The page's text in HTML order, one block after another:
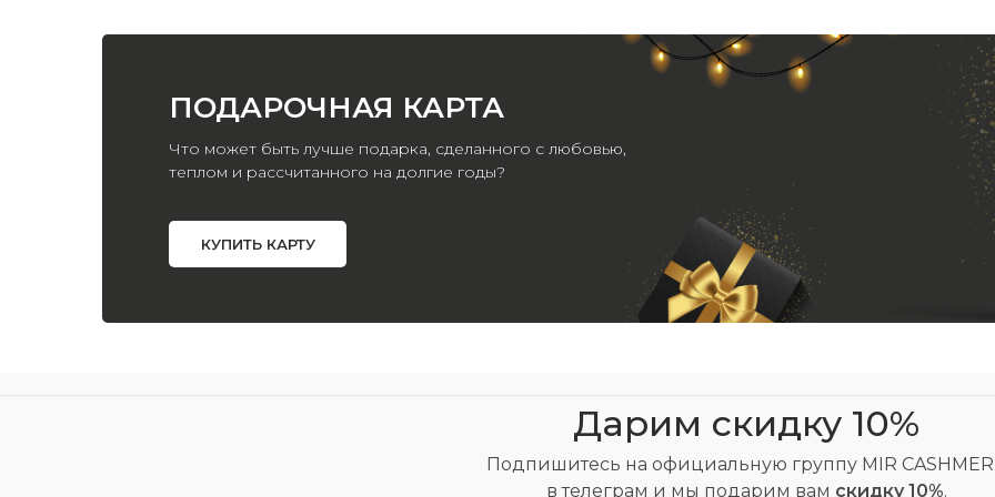
ПОДАРОЧНАЯ КАРТА
Что может быть лучше подарка, сделанного с любовью,
теплом и рассчитанного на долгие годы?
КУПИТЬ КАРТУ
Дарим скидку 10%
Подпишитесь на официальную группу MIR
в телеграм и мы подарим вам скидку 10%.